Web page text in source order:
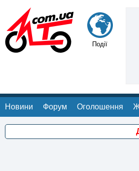
Події
Новини Форум Оголошення